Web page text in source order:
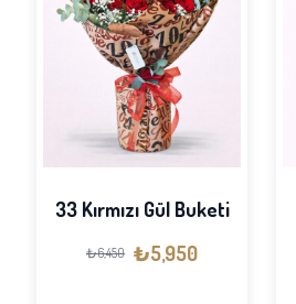
33 Kırmızı Gül Buketi
₺6,450 ₺5,950